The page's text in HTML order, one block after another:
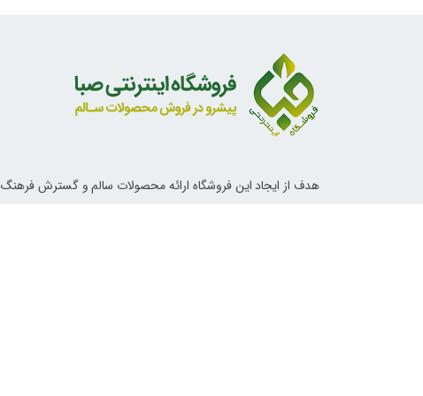
هدف از ایجاد این فروشگاه ارائه محصولات سالم و گسترش فرهنگ